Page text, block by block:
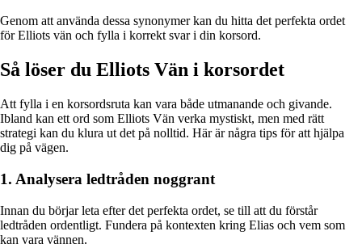
Genom att använda dessa synonymer kan du hitta det perfekta ordet
för Elliots vän och fylla i korrekt svar i din korsord.
Så löser du Elliots Vän i korsordet
Att fylla i en korsordsruta kan vara både utmanande och givande.
Ibland kan ett ord som Elliots Vän verka mystiskt, men med rätt
strategi kan du klura ut det på nolltid. Här är några tips för att hjälpa
dig på vägen.
1. Analysera ledtråden noggrant
Innan du börjar leta efter det perfekta ordet, se till att du förstår
ledtråden ordentligt. Fundera på kontexten kring Elias och vem som
kan vara vännen.